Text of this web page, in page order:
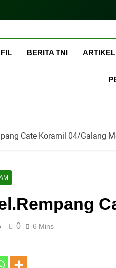
BERITA TNI ARTIKEL
Cate Koramil 04/Galang
0 6 Mins